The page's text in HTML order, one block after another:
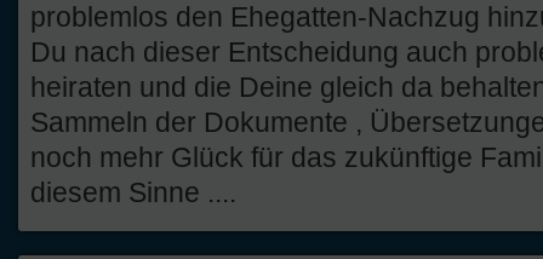
problemlos den Ehegatten-Nachzug
Du nach dieser Entscheidung auch
heiraten und die Deine gleich da
Sammeln der Dokumente ,
noch mehr Glück für das zukünftige
diesem Sinne ....